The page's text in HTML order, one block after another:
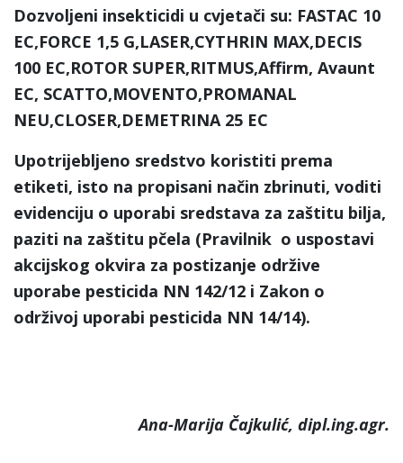
Dozvoljeni insekticidi u cvjetači su: FASTAC 10
EC,FORCE 1,5 G,LASER,CYTHRIN MAX,DECIS
100 EC,ROTOR SUPER,RITMUS,Affirm, Avaunt
EC, SCATTO,MOVENTO,PROMANAL
NEU,CLOSER,DEMETRINA 25 EC
Upotrijebljeno sredstvo koristiti prema
etiketi, isto na propisani način zbrinuti, voditi
evidenciju o uporabi sredstava za zaštitu bilja,
paziti na zaštitu pčela (Pravilnik o uspostavi
akcijskog okvira za postizanje održive
uporabe pesticida NN 142/12 i Zakon o
održivoj uporabi pesticida NN 14/14).
Ana-Marija Čajkulić, dipl.ing.agr.